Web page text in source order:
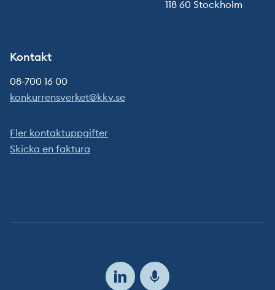
118 60 Stockholm
Kontakt
08-700 16 00
konkurrensverket@kkv.se
Fler kontaktuppgifter
Skicka en faktura
Följ